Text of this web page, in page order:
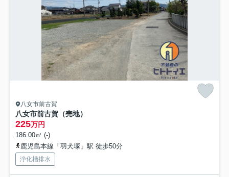
八女市前古賀
八女市前古賀（売地）
225万円
186.00㎡ (-)
鹿児島本線「羽犬塚」駅 徒歩50分
浄化槽排水